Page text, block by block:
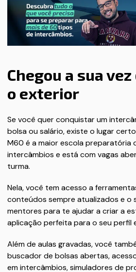
Chegou a sua
o exterior
Se você quer conquistar um
bolsa ou salário, existe o lugar
M60 é a maior escola preparatória
intercâmbios e está com vagas
turma.
Nela, você tem acesso a
conteúdos sempre atualizados e o
mentores para te ajudar a criar a
aplicação perfeita para o seu perfil
Além de aulas gravadas, você
buscador de bolsas abertas,
em intercâmbios, simuladores de